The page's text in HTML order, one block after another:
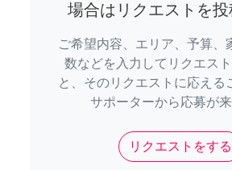
場合はリクエストを投
ご希望内容、エリア、予算、
数などを入力してリクエス
と、そのリクエストに応える
サポーターから応募が来
リクエストをする